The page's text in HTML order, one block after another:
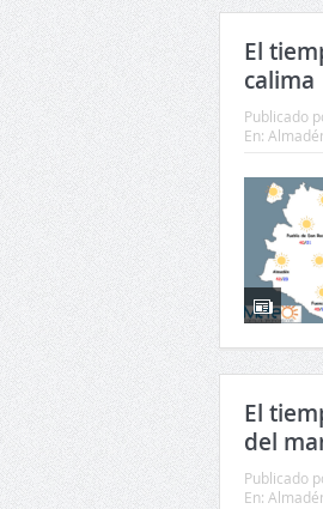
El
calima
Publicado
En:
El
del
Publicado
En: